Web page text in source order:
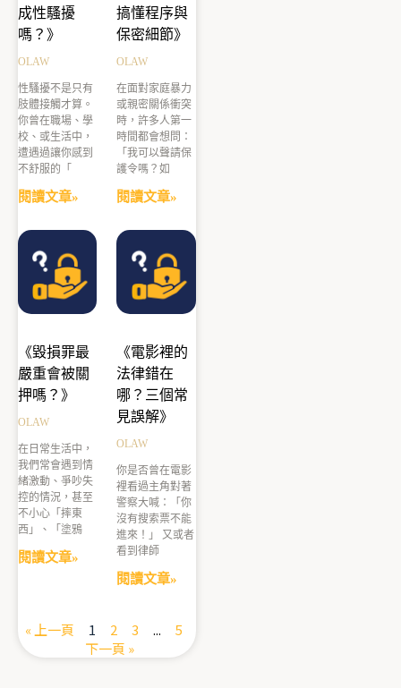
成性騷擾
嗎？》
OLAW
性騷擾不是只有
肢體接觸才算。
你曾在職場、學
校、或生活中，
遭遇過讓你感到
不舒服的「
閱讀文章»
搞懂程序與
保密細節》
OLAW
在面對家庭暴力
或親密關係衝突
時，許多人第一
時間都會想問：
「我可以聲請保
護令嗎？如
閱讀文章»
《毀損罪最
嚴重會被關
押嗎？》
OLAW
在日常生活中，
我們常會遇到情
緒激動、爭吵失
控的情況，甚至
不小心「摔東
西」、「塗鴉
閱讀文章»
《電影裡的
法律錯在
哪？三個常
見誤解》
OLAW
你是否曾在電影
裡看過主角對著
警察大喊：「你
沒有搜索票不能
進來！」 又或者
看到律師
閱讀文章»
« 上一頁 1 2 3 ...
5
下一頁 »